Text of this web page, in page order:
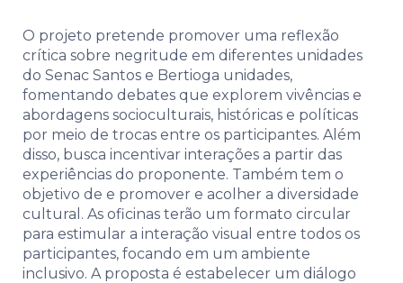
O projeto pretende promover uma reflexão
crítica sobre negritude em diferentes unidades
do Senac Santos e Bertioga unidades,
fomentando debates que explorem vivências e
abordagens socioculturais, históricas e políticas
por meio de trocas entre os participantes. Além
disso, busca incentivar interações a partir das
experiências do proponente. Também tem o
objetivo de e promover e acolher a diversidade
cultural. As oficinas terão um formato circular
para estimular a interação visual entre todos os
participantes, focando em um ambiente
inclusivo. A proposta é estabelecer um diálogo